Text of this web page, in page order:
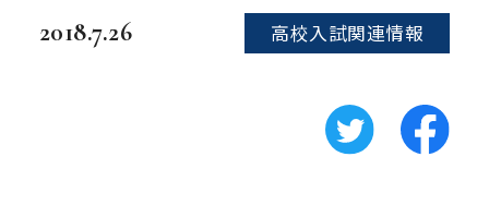
2018.7.26 高校入試関連情報